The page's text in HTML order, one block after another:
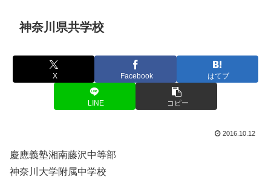
神奈川県共学校
X Facebook はてブ
LINE コピー
2016.10.12
慶應義塾湘南藤沢中等部
神奈川大学附属中学校